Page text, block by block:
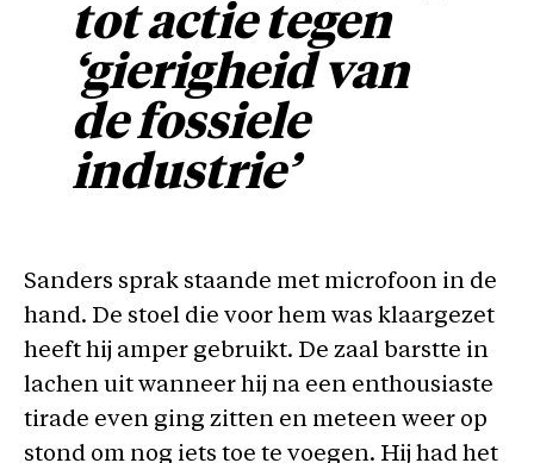
tot actie tegen
‘gierigheid van
de fossiele
industrie’
Sanders sprak staande met microfoon in de
hand. De stoel die voor hem was klaargezet
heeft hij amper gebruikt. De zaal barstte in
lachen uit wanneer hij na een enthousiaste
tirade even ging zitten en meteen weer op
stond om nog iets toe te voegen. Hij had het